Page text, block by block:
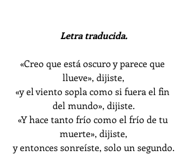
Letra traducida.
«Creo que está oscuro y parece que
llueve», dijiste,
«y el viento sopla como si fuera el fin
del mundo», dijiste.
«Y hace tanto frío como el frío de tu
muerte», dijiste,
y entonces sonreíste, solo un segundo.